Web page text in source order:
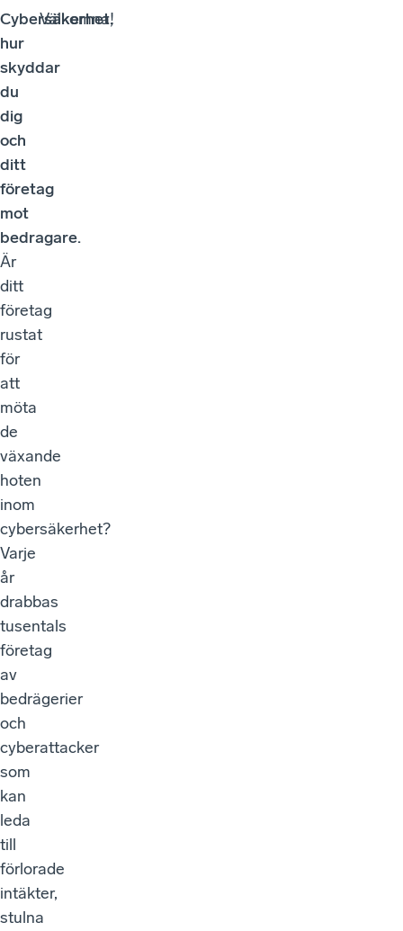
Cybersäkerhet,
hur
skyddar
du
dig
och
ditt
företag
mot
bedragare.
Är
ditt
företag
rustat
för
att
möta
de
växande
hoten
inom
cybersäkerhet?
Varje
år
drabbas
tusentals
företag
av
bedrägerier
och
cyberattacker
som
kan
leda
till
förlorade
intäkter,
stulna
Välkomna!